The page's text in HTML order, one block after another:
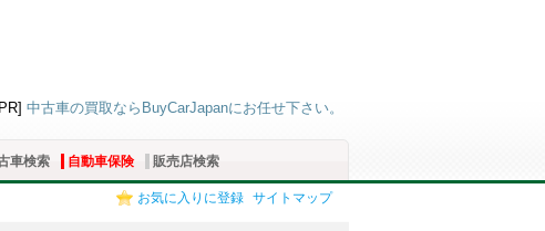
中古車の買取ならBuyCarJapanにお任せ下さい。
車検索 自動車保険 販売店検索
お気に入りに登録 サイトマップ